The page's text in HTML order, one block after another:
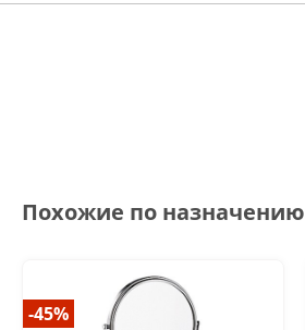
Похожие по назначению
-45%